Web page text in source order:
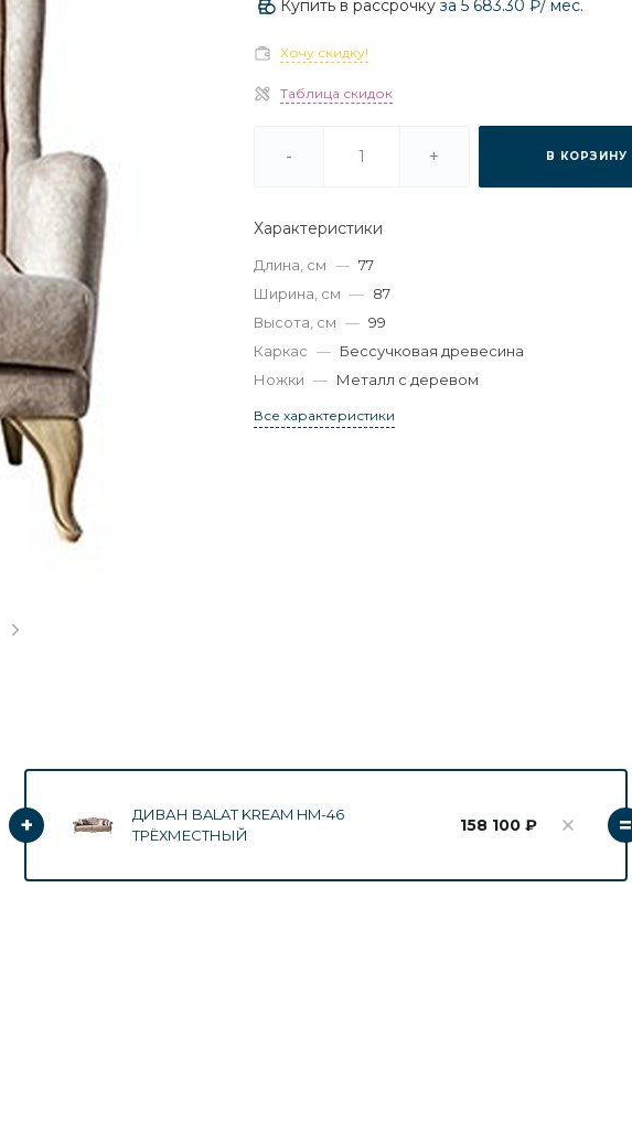
Купить в рассрочку за 5 683.30 ₽/ мес.
Хочу скидку!
Таблица скидок
- + В КОРЗИНУ
Характеристики
Длина, см — 77
Ширина, см — 87
Высота, см — 99
Каркас — Бессучковая древесина
Ножки — Металл с деревом
Все характеристики
ДИВАН BALAT KREAM HM-46
ТРЁХМЕСТНЫЙ
158 100 ₽
+ =